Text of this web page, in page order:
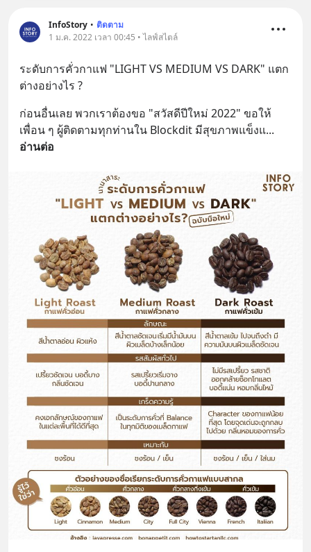
InfoStory • ติดตาม
1 ม.ค. 2022 เวลา 00:45 • ไลฟ์สไตล์
ระดับการคั่วกาแฟ "LIGHT VS MEDIUM VS DARK" แตก
ต่างอย่างไร ?
ก่อนอื่นเลย พวกเราต้องขอ "สวัสดีปีใหม่ 2022" ขอให้
เพื่อน ๆ ผู้ติดตามทุกท่านใน Blockdit มีสุขภาพแข็งแ
อ่านต่อ